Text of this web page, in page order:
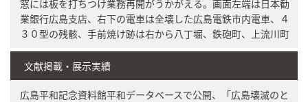
窓には板を打ちつけ業務再開がうかがえる。画面左端は日本勧
業銀行広島支店、右下の電車は全壊した広島電鉄市内電車、４
３０型の残骸、手前焼け跡は右から八丁堀、鉄砲町、上流川町
文献掲載・展示実績
広島平和記念資料館平和データベースで公開、「広島壊滅のと